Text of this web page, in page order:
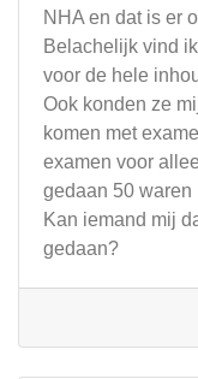
NHA en dat is er
Belachelijk vind
voor de hele
Ook konden ze
komen met
examen voor
gedaan 50 waren
Kan iemand mij
gedaan?